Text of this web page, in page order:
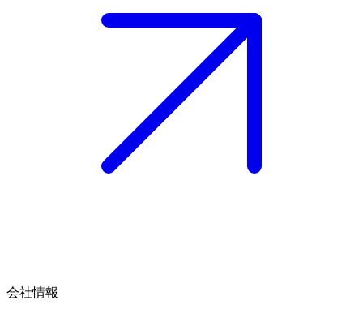
会社情報